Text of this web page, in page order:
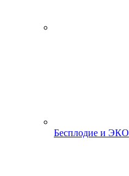
Бесплодие и ЭКО